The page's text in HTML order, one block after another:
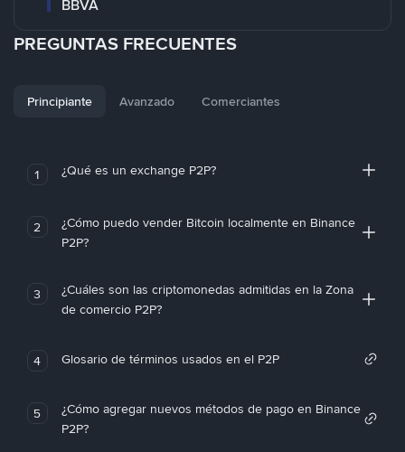
BBVA
PREGUNTAS FRECUENTES
Principiante Avanzado Comerciantes
1 ¿Qué es un exchange P2P?
2
¿Cómo puedo vender Bitcoin localmente en Binance
P2P?
3
¿Cuáles son las criptomonedas admitidas en la Zona
de comercio P2P?
4 Glosario de términos usados en el P2P
5
¿Cómo agregar nuevos métodos de pago en Binance
P2P?